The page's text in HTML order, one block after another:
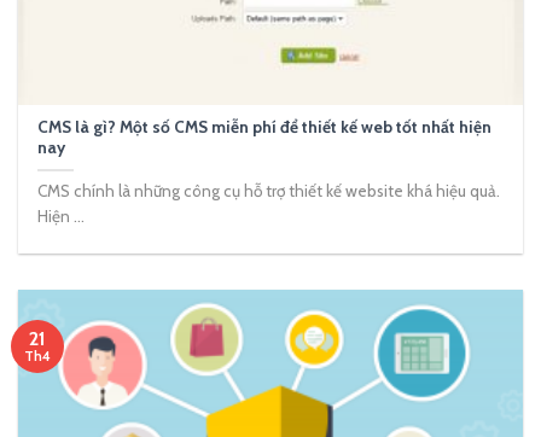
CMS là gì? Một số CMS miễn phí để thiết kế web tốt nhất hiện
nay
CMS chính là những công cụ hỗ trợ thiết kế website khá hiệu quả.
Hiện ...
21
Th4